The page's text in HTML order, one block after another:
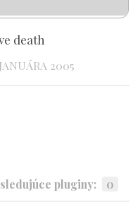
death
2005
pluginy:
0